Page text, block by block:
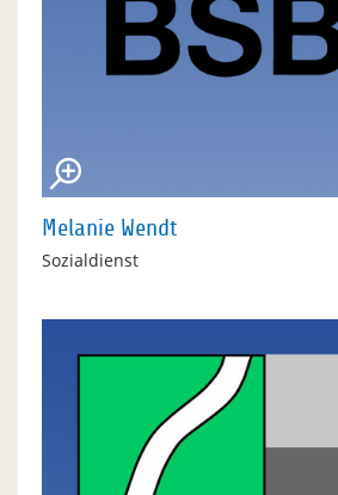
Melanie Wendt
Sozialdienst